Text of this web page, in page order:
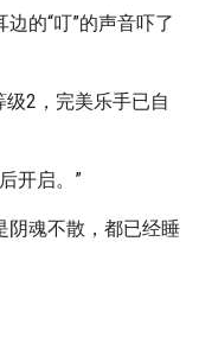
的“叮”的声音吓了
2，完美乐手已自
开启。”
阴魂不散，都已经睡